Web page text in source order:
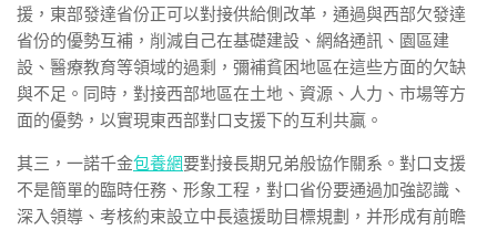
援，東部發達省份正可以對接供給側改革，通過與西部欠發達
省份的優勢互補，削減自己在基礎建設、網絡通訊、園區建
設、醫療教育等領域的過剩，彌補貧困地區在這些方面的欠缺
與不足。同時，對接西部地區在土地、資源、人力、市場等方
面的優勢，以實現東西部對口支援下的互利共贏。
其三，一諾千金包養網要對接長期兄弟般協作關系。對口支援
不是簡單的臨時任務、形象工程，對口省份要通過加強認識、
深入領導、考核約束設立中長遠援助目標規劃，并形成有前瞻